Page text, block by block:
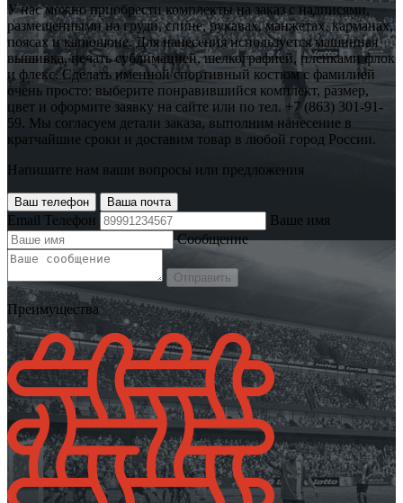
У нас можно приобрести комплекты на заказ с надписями,
размещенными на груди, спине, рукавах, манжетах, карманах,
поясах и капюшоне. Для нанесения используется машинная
вышивка, печать сублимацией, шелкографией, пленками флок
и флекс. Сделать именной спортивный костюм с фамилией
очень просто: выберите понравившийся комплект, размер,
цвет и оформите заявку на сайте или по тел. +7 (863) 301-91-
59. Мы согласуем детали заказа, выполним нанесение в
кратчайшие сроки и доставим товар в любой город России.
Напишите нам ваши вопросы или предложения
Ваш телефон Ваша почта
Email Телефон
Ваше имя
Сообщение
Отправить
Преимущества